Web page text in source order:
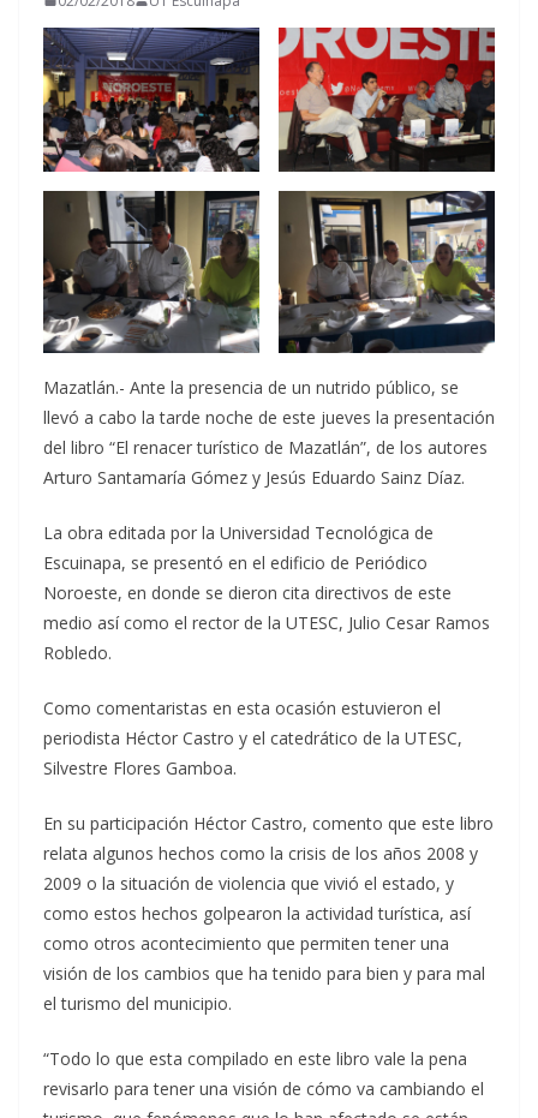
Mazatlán.- Ante la presencia de un nutrido público, se
llevó a cabo la tarde noche de este jueves la presentación
del libro “El renacer turístico de Mazatlán”, de los autores
Arturo Santamaría Gómez y Jesús Eduardo Sainz Díaz.
La obra editada por la Universidad Tecnológica de
Escuinapa, se presentó en el edificio de Periódico
Noroeste, en donde se dieron cita directivos de este
medio así como el rector de la UTESC, Julio Cesar Ramos
Robledo.
Como comentaristas en esta ocasión estuvieron el
periodista Héctor Castro y el catedrático de la UTESC,
Silvestre Flores Gamboa.
En su participación Héctor Castro, comento que este libro
relata algunos hechos como la crisis de los años 2008 y
2009 o la situación de violencia que vivió el estado, y
como estos hechos golpearon la actividad turística, así
como otros acontecimiento que permiten tener una
visión de los cambios que ha tenido para bien y para mal
el turismo del municipio.
“Todo lo que esta compilado en este libro vale la pena
revisarlo para tener una visión de cómo va cambiando el